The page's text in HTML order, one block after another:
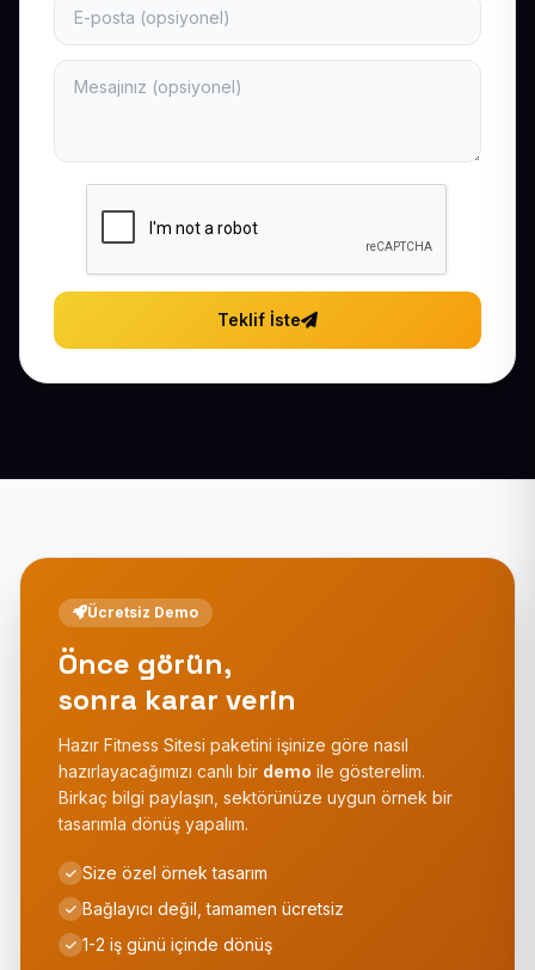
Teklif İste
Ücretsiz Demo
Önce görün,
sonra karar verin
Hazır Fitness Sitesi paketini işinize göre nasıl
hazırlayacağımızı canlı bir demo ile gösterelim.
Birkaç bilgi paylaşın, sektörünüze uygun örnek bir
tasarımla dönüş yapalım.
Size özel örnek tasarım
Bağlayıcı değil, tamamen ücretsiz
1-2 iş günü içinde dönüş